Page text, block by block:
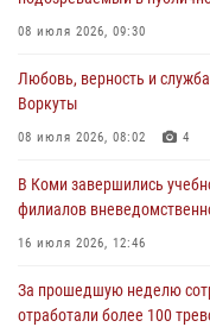
30 июля 2026, 13:53
В Санкт-Петербурге
Всероссийского конкурса
сотрудников
В Сыктывкаре
Дня Крещения Руси и Дня
28 июля 2026, 13:32 8
08 июля 2026, 09:30
Любовь, верность и
Воркуты
08 июля 2026, 08:02 4
В Коми завершились
филиалов
16 июля 2026, 12:46
За прошедшую неделю
отработали более 100